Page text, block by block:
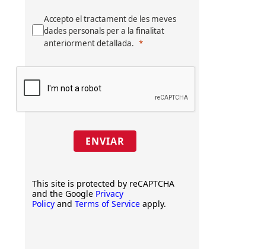
Accepto el tractament de les meves
dades personals per a la finalitat
anteriorment detallada.
ENVIAR
This site is protected by reCAPTCHA
and the Google Privacy
Policy and Terms of Service apply.